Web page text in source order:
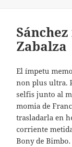
Zabalza
El ímpetu
non plus ultra.
selfis junto al
momia de
trasladarla en
corriente
Bony de Bimbo.